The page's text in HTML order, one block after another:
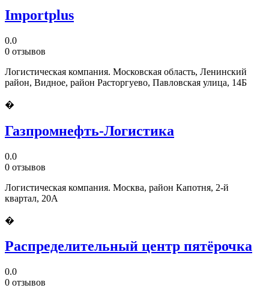
Importplus
0.0
0 отзывов
Логистическая компания. Московская область, Ленинский
район, Видное, район Расторгуево, Павловская улица, 14Б
�
Газпромнефть-Логистика
0.0
0 отзывов
Логистическая компания. Москва, район Капотня, 2-й
квартал, 20А
�
Распределительный центр пятёрочка
0.0
0 отзывов